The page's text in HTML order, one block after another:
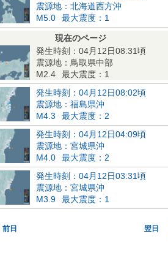
震源地：北海道西方沖
M5.0
最大震度：1
現在のページ
発生時刻：04月12日08:31頃
震源地：鳥取県中部
M2.4
最大震度：1
発生時刻：04月12日08:02頃
震源地：福島県沖
M4.3
最大震度：2
発生時刻：04月12日04:09頃
震源地：宮城県沖
M4.0
最大震度：2
発生時刻：04月12日03:31頃
震源地：宮城県沖
M3.9
最大震度：1
前日 翌日